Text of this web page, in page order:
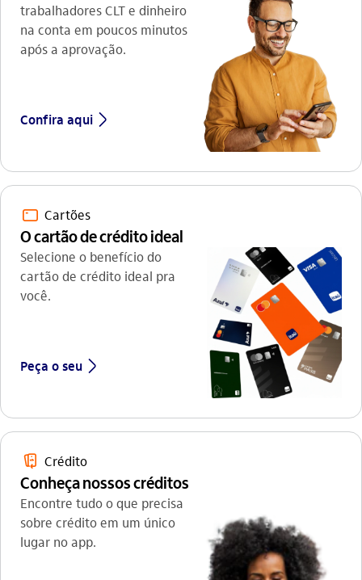
trabalhadores CLT e dinheiro
na conta em poucos minutos
após a aprovação.
Confira aqui seta_direita
cartao_outline Cartões
O cartão de crédito ideal
Selecione o benefício do
cartão de crédito ideal pra
você.
Peça o seu seta_direita
antecipacao_de_recebimento_outline Crédito
Conheça nossos créditos
Encontre tudo o que precisa
sobre crédito em um único
lugar no app.